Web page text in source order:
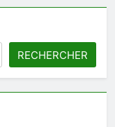
RECHERCHER